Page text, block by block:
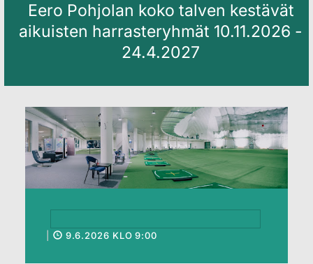
Eero Pohjolan koko talven kestävät
aikuisten harrasteryhmät 10.11.2026 -
24.4.2027​​​​​​​​​​​​
9.6.2026 KLO 9:00